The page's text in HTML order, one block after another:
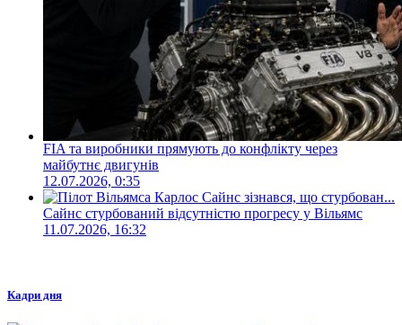
FIA та виробники прямують до конфлікту через
майбутнє двигунів
12.07.2026, 0:35
Сайнс стурбований відсутністю прогресу у Вільямс
11.07.2026, 16:32
Кадри дня